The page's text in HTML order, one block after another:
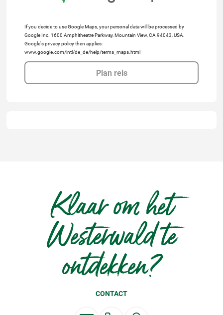
If you decide to use Google Maps, your personal data will be processed by
Google Inc. 1600 Amphitheatre Parkway, Mountain View, CA 94043, USA.
Google's privacy policy then applies:
www.google.com/intl/de_de/help/terms_maps.html
Plan reis
Klaar om het
Westerwald te
ontdekken?
CONTACT